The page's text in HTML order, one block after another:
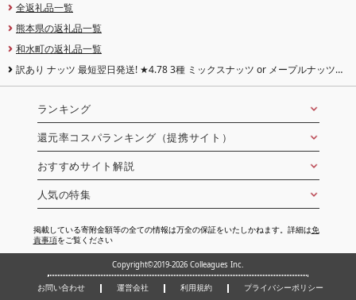
全返礼品一覧
熊本県の返礼品一覧
和水町の返礼品一覧
訳あり ナッツ 最短翌日発送! ★4.78 3種 ミックスナッツ or メープルナッツ
スイーツランキング
還元率コスパランキング（提携サイト）
おすすめサイト解説
人気の特集
掲載している寄附金額等の全ての情報は万全の保証をいたしかねます。詳細は免
責事項をご覧ください
Copyright©2019-2026 Colleagues Inc.
お問い合わせ 運営会社 利用規約 プライバシーポリシー